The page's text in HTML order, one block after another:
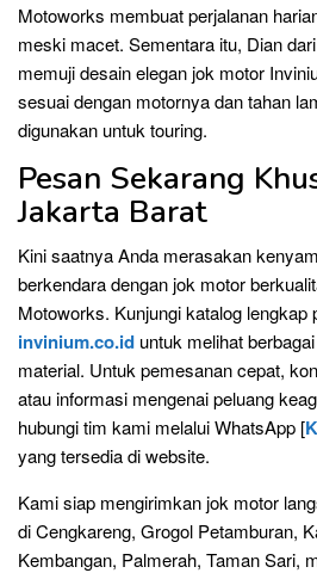
Motoworks membuat perjalanan
meski macet. Sementara itu, Dian
memuji desain elegan jok motor
sesuai dengan motornya dan tahan
digunakan untuk touring.
Pesan Sekarang
Jakarta Barat
Kini saatnya Anda merasakan
berkendara dengan jok motor
Motoworks. Kunjungi katalog lengkap
invinium.co.id untuk melihat
material. Untuk pemesanan cepat,
atau informasi mengenai peluang
hubungi tim kami melalui WhatsApp [
yang tersedia di website.
Kami siap mengirimkan jok motor
di Cengkareng, Grogol Petamburan,
Kembangan, Palmerah, Taman Sari,